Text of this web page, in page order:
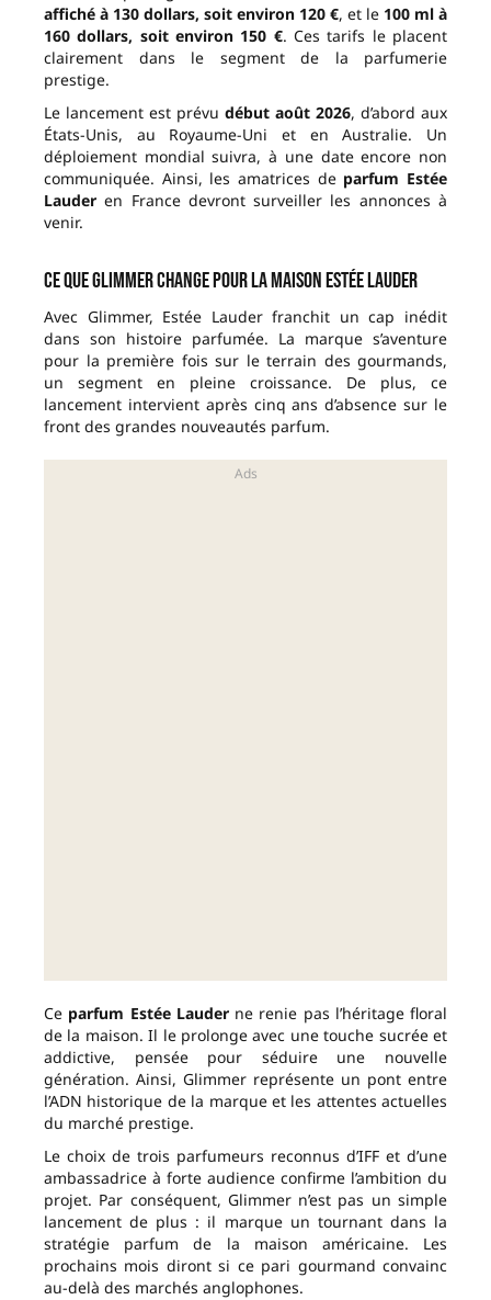
affiché à 130 dollars, soit environ 120 €, et le 100 ml à
160 dollars, soit environ 150 €. Ces tarifs le placent
clairement dans le segment de la parfumerie
prestige.
Le lancement est prévu début août 2026, d’abord aux
États-Unis, au Royaume-Uni et en Australie. Un
déploiement mondial suivra, à une date encore non
communiquée. Ainsi, les amatrices de parfum Estée
Lauder en France devront surveiller les annonces à
venir.
Ce que Glimmer change pour la maison Estée Lauder
Avec Glimmer, Estée Lauder franchit un cap inédit
dans son histoire parfumée. La marque s’aventure
pour la première fois sur le terrain des gourmands,
un segment en pleine croissance. De plus, ce
lancement intervient après cinq ans d’absence sur le
front des grandes nouveautés parfum.
Ce parfum Estée Lauderne renie pas l’héritage floral
de la maison. Il le prolonge avec une touche sucrée et
addictive, pensée pour séduire une nouvelle
génération. Ainsi, Glimmer représente un pont entre
l’ADN historique de la marque et les attentes actuelles
du marché prestige.
Le choix de trois parfumeurs reconnus d’IFF et d’une
ambassadrice à forte audience confirme l’ambition du
projet. Par conséquent, Glimmer n’est pas un simple
lancement de plus : il marque un tournant dans la
stratégie parfum de la maison américaine. Les
prochains mois diront si ce pari gourmand convainc
au-delà des marchés anglophones.